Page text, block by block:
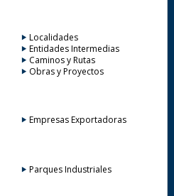
Localidades
Entidades Intermedias
Caminos y Rutas
Obras y Proyectos
Empresas Exportadoras
Parques Industriales